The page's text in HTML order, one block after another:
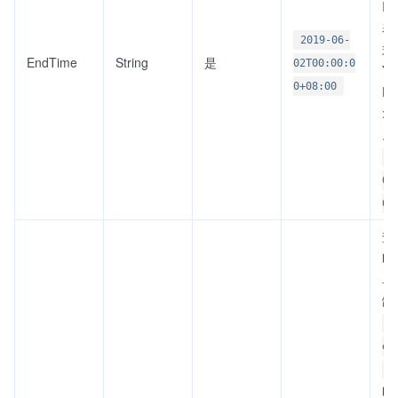
EndTime String 是
2019-06-
02T00:00:0
0+08:00
表
式
查
单
缺
e